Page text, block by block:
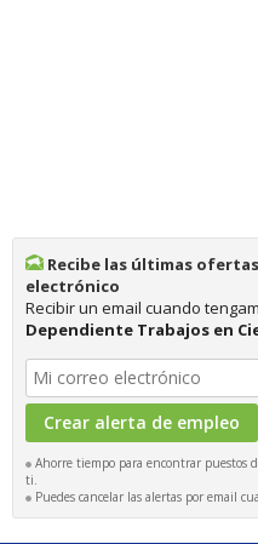
Recibe las últimas
electrónico
Recibir un email cuando
Dependiente Trabajos en
Ahorre tiempo para encontrar puestos
ti.
Puedes cancelar las alertas por email